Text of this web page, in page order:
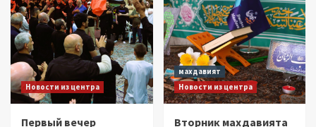
Новости из центра
Первый вечер
махдавият
Новости из центра
Вторник махдавията